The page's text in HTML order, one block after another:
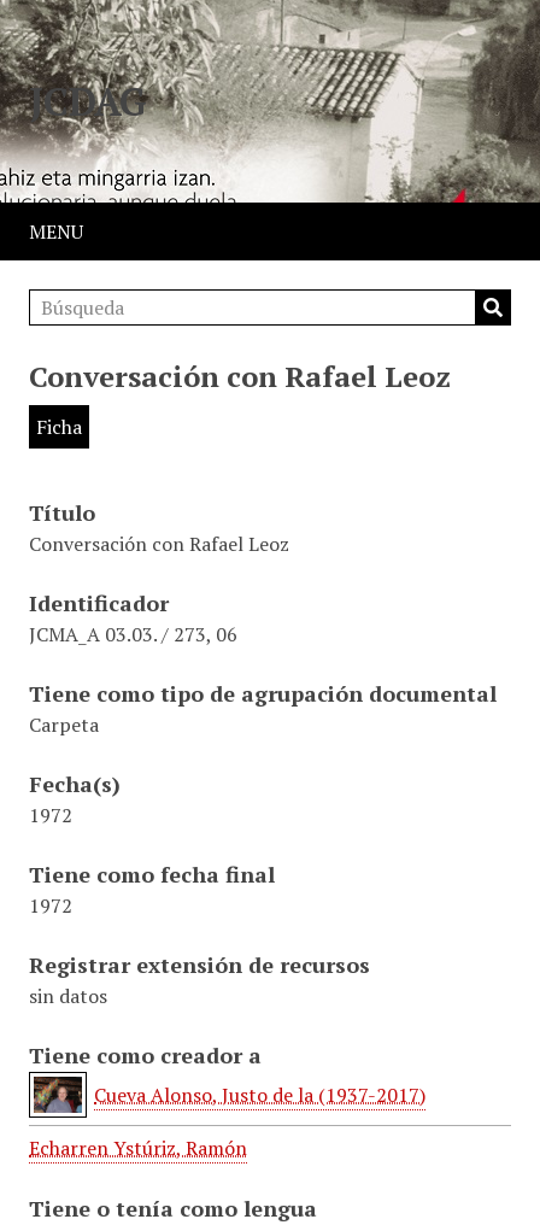
JCDAG
MENU
Conversación con Rafael Leoz
Ficha
Título
Conversación con Rafael Leoz
Identificador
JCMA_A 03.03. / 273, 06
Tiene como tipo de agrupación documental
Carpeta
Fecha(s)
1972
Tiene como fecha final
1972
Registrar extensión de recursos
sin datos
Tiene como creador a
Cueva Alonso, Justo de la (1937-2017)
Echarren Ystúriz, Ramón
Tiene o tenía como lengua